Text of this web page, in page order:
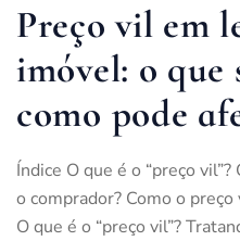
Preço vil em
imóvel: o que
como pode
Índice O que é o “preço
o comprador? Como o
O que é o “preço vil”?